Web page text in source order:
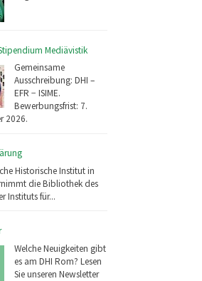
Mediävistik
Gemeinsame
Ausschreibung: DHI –
EFR − ISIME.
Bewerbungsfrist: 7.
2026.
Historische Institut in
die Bibliothek des
Instituts für...
Welche Neuigkeiten gibt
es am DHI Rom? Lesen
Sie unseren Newsletter